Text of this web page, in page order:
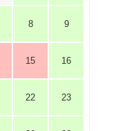
8 9
15 16
22 23